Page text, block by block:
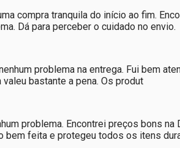
compra tranquila do início ao fim.
Dá para perceber o cuidado no envio.
problema na entrega. Fui bem
bastante a pena. Os produt
problema. Encontrei preços bons
bem feita e protegeu todos os itens